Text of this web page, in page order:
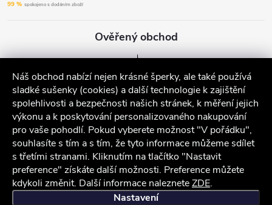
Náš obchod nabízí nejen krásné šperky, ale také používá
sladké sušenky (cookies) a další technologie k zajištění
spolehlivosti a bezpečnosti našich stránek, k měření jejich
výkonu a k poskytování personalizovaného nakupování
pro vaše pohodlí. Pokud vyberete možnost "V pořádku",
souhlasíte s tím a s tím, že tyto informace můžeme sdílet
s třetími stranami. Kliknutím na tlačítko "Nastavit
preference" získáte další možnosti. Preference můžete
kdykoli změnit. Další informace nalezneteZDE.
Nastavení
99 % spokojeno s dodáním zboží
Ověřený obchod
iocel.cz Obchodní podmínky Ochrana osobních údajů